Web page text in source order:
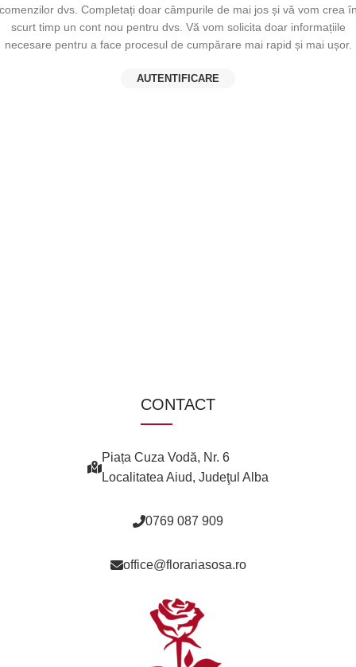
dvs. Completați doar câmpurile de mai jos și vă vom crea
scurt timp un cont nou pentru dvs. Vă vom solicita doar informațiile
necesare pentru a face procesul de cumpărare mai rapid și mai ușor.
AUTENTIFICARE
CONTACT
Piața Cuza Vodă, Nr. 6
Localitatea Aiud, Judeţul Alba
0769 087 909
office@florariasosa.ro